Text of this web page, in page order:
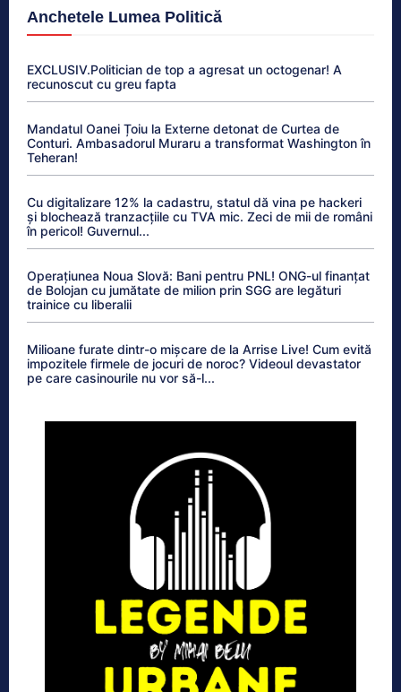
Anchetele Lumea Politică
EXCLUSIV.Politician de top a agresat un octogenar! A
recunoscut cu greu fapta
Mandatul Oanei Țoiu la Externe detonat de Curtea de
Conturi. Ambasadorul Muraru a transformat Washington în
Teheran!
Cu digitalizare 12% la cadastru, statul dă vina pe hackeri
și blochează tranzacțiile cu TVA mic. Zeci de mii de români
în pericol! Guvernul...
Operațiunea Noua Slovă: Bani pentru PNL! ONG-ul finanțat
de Bolojan cu jumătate de milion prin SGG are legături
trainice cu liberalii
Milioane furate dintr-o mișcare de la Arrise Live! Cum evită
impozitele firmele de jocuri de noroc? Videoul devastator
pe care casinourile nu vor să-l...